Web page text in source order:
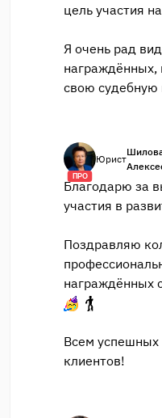
цель участия
Я очень рад
награждённых,
свою судебную
ПРО
Юрист
Благодарю за
участия в
Поздравляю
награждённых
Всем успешных
клиентов!